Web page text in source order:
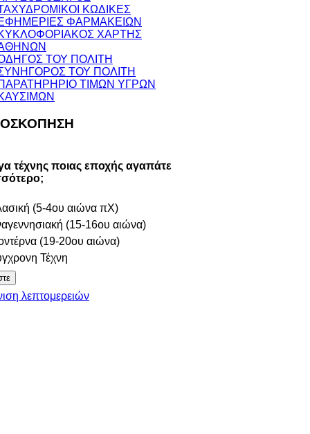
ΚΩΔΙΚΕΣ
ΦΑΡΜΑΚΕΙΩΝ
ΧΑΡΤΗΣ
ΤΟΥ ΠΟΛΙΤΗ
ΤΟΥ ΠΟΛΙΤΗ
ΤΙΜΩΝ ΥΓΡΩΝ
τέχνης ποιας εποχής αγαπάτε
(5-4ου αιώνα πΧ)
(15-16ου αιώνα)
(19-20ου αιώνα)
Τέχνη
λεπτομερειών